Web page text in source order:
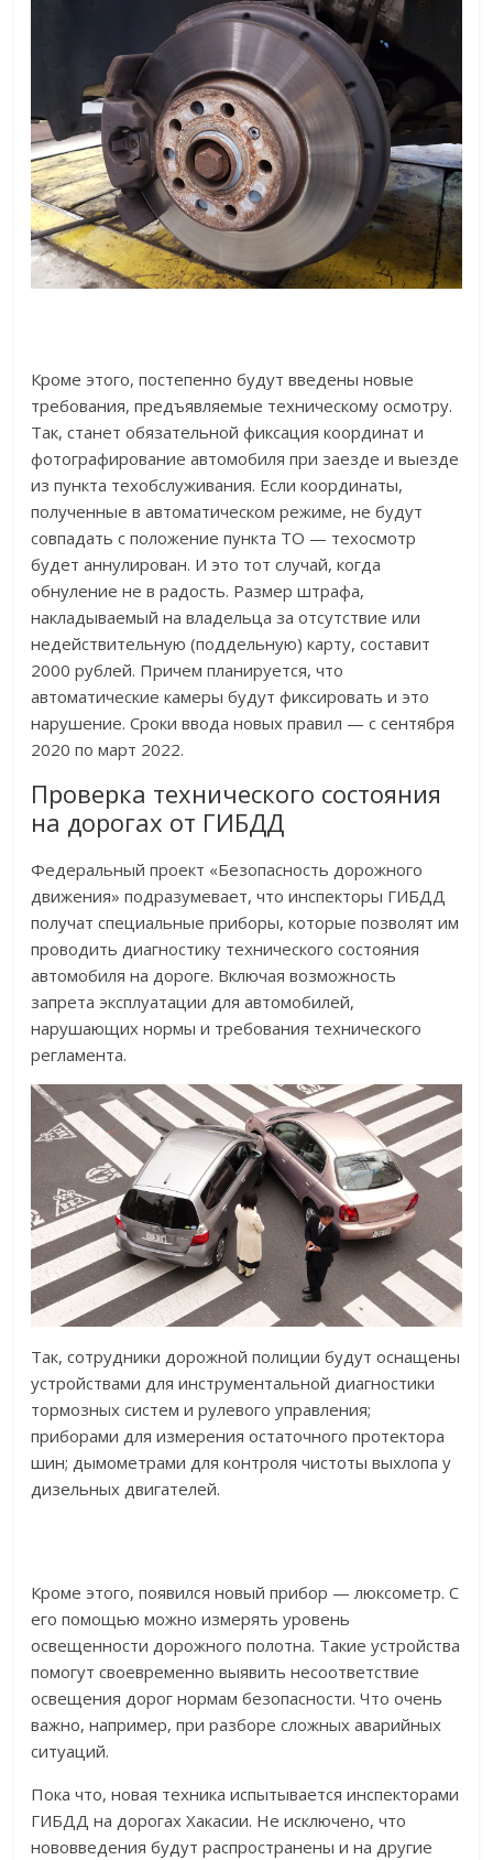
Кроме этого, постепенно будут введены новые
требования, предъявляемые техническому осмотру.
Так, станет обязательной фиксация координат и
фотографирование автомобиля при заезде и выезде
из пункта техобслуживания. Если координаты,
полученные в автоматическом режиме, не будут
совпадать с положение пункта ТО — техосмотр
будет аннулирован. И это тот случай, когда
обнуление не в радость. Размер штрафа,
накладываемый на владельца за отсутствие или
недействительную (поддельную) карту, составит
2000 рублей. Причем планируется, что
автоматические камеры будут фиксировать и это
нарушение. Сроки ввода новых правил — с сентября
2020 по март 2022.
Проверка технического состояния
на дорогах от ГИБДД
Федеральный проект «Безопасность дорожного
движения» подразумевает, что инспекторы ГИБДД
получат специальные приборы, которые позволят им
проводить диагностику технического состояния
автомобиля на дороге. Включая возможность
запрета эксплуатации для автомобилей,
нарушающих нормы и требования технического
регламента.
Так, сотрудники дорожной полиции будут оснащены
устройствами для инструментальной диагностики
тормозных систем и рулевого управления;
приборами для измерения остаточного протектора
шин; дымометрами для контроля чистоты выхлопа у
дизельных двигателей.
Кроме этого, появился новый прибор — люксометр. С
его помощью можно измерять уровень
освещенности дорожного полотна. Такие устройства
помогут своевременно выявить несоответствие
освещения дорог нормам безопасности. Что очень
важно, например, при разборе сложных аварийных
ситуаций.
Пока что, новая техника испытывается инспекторами
ГИБДД на дорогах Хакасии. Не исключено, что
нововведения будут распространены и на другие